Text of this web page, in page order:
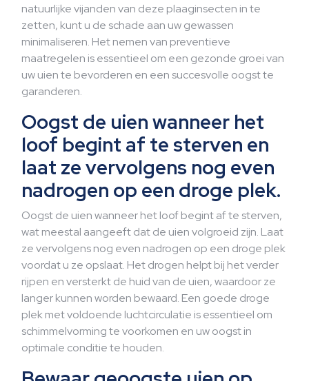
natuurlijke vijanden van deze plaaginsecten in te
zetten, kunt u de schade aan uw gewassen
minimaliseren. Het nemen van preventieve
maatregelen is essentieel om een gezonde groei van
uw uien te bevorderen en een succesvolle oogst te
garanderen.
Oogst de uien wanneer het
loof begint af te sterven en
laat ze vervolgens nog even
nadrogen op een droge plek.
Oogst de uien wanneer het loof begint af te sterven,
wat meestal aangeeft dat de uien volgroeid zijn. Laat
ze vervolgens nog even nadrogen op een droge plek
voordat u ze opslaat. Het drogen helpt bij het verder
rijpen en versterkt de huid van de uien, waardoor ze
langer kunnen worden bewaard. Een goede droge
plek met voldoende luchtcirculatie is essentieel om
schimmelvorming te voorkomen en uw oogst in
optimale conditie te houden.